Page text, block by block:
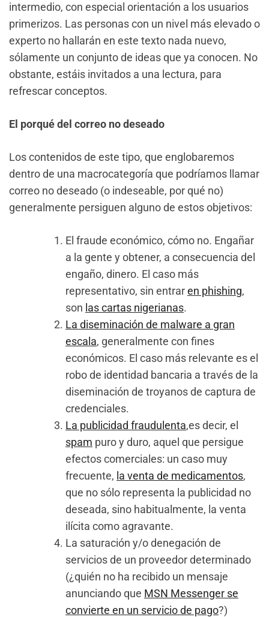
intermedio, con especial orientación a los usuarios
primerizos. Las personas con un nivel más elevado o
experto no hallarán en este texto nada nuevo,
sólamente un conjunto de ideas que ya conocen. No
obstante, estáis invitados a una lectura, para
refrescar conceptos.
El porqué del correo no deseado
Los contenidos de este tipo, que englobaremos
dentro de una macrocategoría que podríamos llamar
correo no deseado (o indeseable, por qué no)
generalmente persiguen alguno de estos objetivos:
El fraude económico, cómo no. Engañar
a la gente y obtener, a consecuencia del
engaño, dinero. El caso más
representativo, sin entraren phishing,
son las cartas nigerianas.
La diseminación de malware a gran
escala, generalmente con fines
económicos. El caso más relevante es el
robo de identidad bancaria a través de la
diseminación de troyanos de captura de
credenciales.
La publicidad fraudulenta,es decir, el
spam puro y duro, aquel que persigue
efectos comerciales: un caso muy
frecuente, la venta de medicamentos,
que no sólo representa la publicidad no
deseada, sino habitualmente, la venta
ilícita como agravante.
La saturación y/o denegación de
servicios de un proveedor determinado
(¿quién no ha recibido un mensaje
anunciando que MSN Messenger se
convierte en un servicio de pago?)